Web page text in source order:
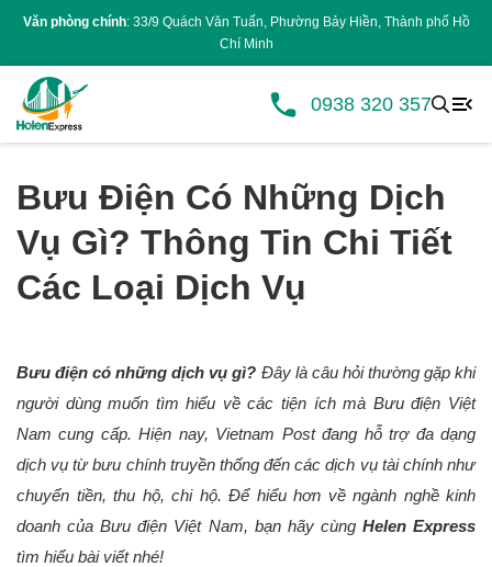
Văn phòng chính: 33/9 Quách Văn Tuấn, Phường Bảy Hiền, Thành phố Hồ
Chí Minh
0938 320 357
Bưu Điện Có Những Dịch
Vụ Gì? Thông Tin Chi Tiết
Các Loại Dịch Vụ
Bưu điện có những dịch vụ gì? Đây là câu hỏi thường gặp khi
người dùng muốn tìm hiểu về các tiện ích mà Bưu điện Việt
Nam cung cấp. Hiện nay, Vietnam Post đang hỗ trợ đa dạng
dịch vụ từ bưu chính truyền thống đến các dịch vụ tài chính như
chuyển tiền, thu hộ, chi hộ. Để hiểu hơn về ngành nghề kinh
doanh của Bưu điện Việt Nam, bạn hãy cùng Helen Express
tìm hiểu bài viết nhé!